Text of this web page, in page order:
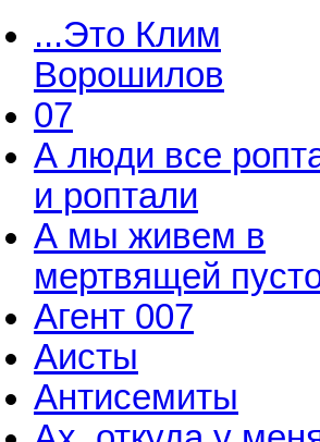
...Это Клим
Ворошилов
07
А люди все
и роптали
А мы живем в
мертвящей
Агент 007
Аисты
Антисемиты